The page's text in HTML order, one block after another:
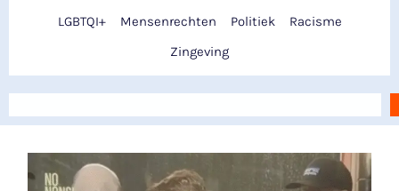
LGBTQI+
Mensenrechten Politiek
Racisme
Zingeving